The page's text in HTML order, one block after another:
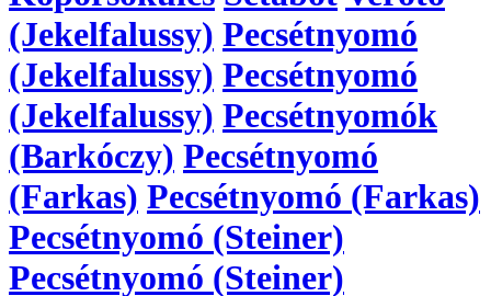
(Jekelfalussy) Pecsétnyomó
(Jekelfalussy) Pecsétnyomó
(Jekelfalussy) Pecsétnyomók
(Barkóczy) Pecsétnyomó
(Farkas) Pecsétnyomó (Farkas)
Pecsétnyomó (Steiner)
Pecsétnyomó (Steiner)